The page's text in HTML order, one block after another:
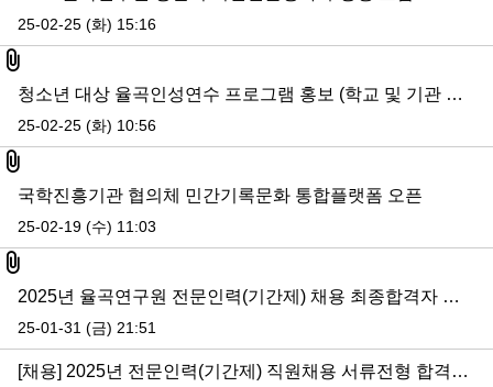
25-02-25 (화) 15:16
첨부파일
청소년 대상 율곡인성연수 프로그램 홍보 (학교 및 기관 신청)
25-02-25 (화) 10:56
첨부파일
국학진흥기관 협의체 민간기록문화 통합플랫폼 오픈
25-02-19 (수) 11:03
첨부파일
2025년 율곡연구원 전문인력(기간제) 채용 최종합격자 발표
25-01-31 (금) 21:51
[채용] 2025년 전문인력(기간제) 직원채용 서류전형 합격자 공고